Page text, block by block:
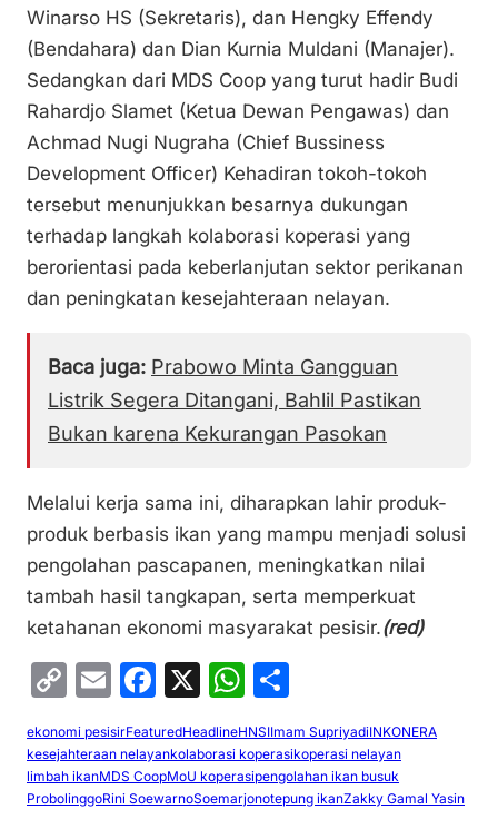
Winarso HS (Sekretaris), dan Hengky Effendy
(Bendahara) dan Dian Kurnia Muldani (Manajer).
Sedangkan dari MDS Coop yang turut hadir Budi
Rahardjo Slamet (Ketua Dewan Pengawas) dan
Achmad Nugi Nugraha (Chief Bussiness
Development Officer) Kehadiran tokoh-tokoh
tersebut menunjukkan besarnya dukungan
terhadap langkah kolaborasi koperasi yang
berorientasi pada keberlanjutan sektor perikanan
dan peningkatan kesejahteraan nelayan.
Baca juga: Prabowo Minta Gangguan
Listrik Segera Ditangani, Bahlil Pastikan
Bukan karena Kekurangan Pasokan
Melalui kerja sama ini, diharapkan lahir produk-
produk berbasis ikan yang mampu menjadi solusi
pengolahan pascapanen, meningkatkan nilai
tambah hasil tangkapan, serta memperkuat
ketahanan ekonomi masyarakat pesisir.(red)
C
o
p
y
E
m
ai
l
F
c
e
X
W
h
at
s
ar
e
ekonomi pesisirFeaturedHeadlineHNSIImam SupriyadiINKONERA
kesejahteraan nelayankolaborasi koperasikoperasi nelayan
limbah ikanMDS CoopMoU koperasipengolahan ikan busuk
ProbolinggoRini SoewarnoSoemarjonotepung ikanZakky Gamal Yasin